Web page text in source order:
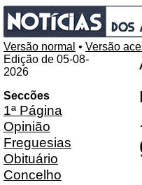
Versão normal • Versão
Edição de 05-08-
2026
Seccões
1ª Página
Opinião
Freguesias
Obituário
Concelho
.